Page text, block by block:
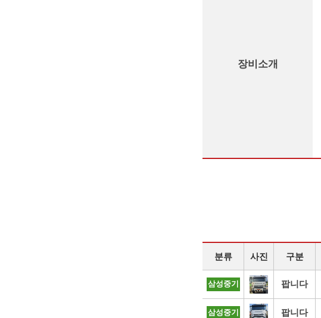
장비소개
분류 사진 구분
삼성중기 팝니다
삼성중기 팝니다